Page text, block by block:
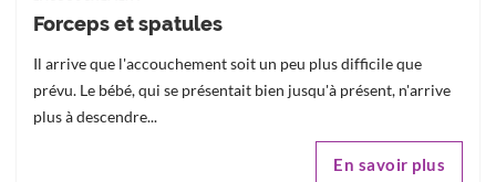
Forceps et spatules
Il arrive que l'accouchement soit un peu plus difficile que
prévu. Le bébé, qui se présentait bien jusqu'à présent, n'arrive
plus à descendre...
En savoir plus